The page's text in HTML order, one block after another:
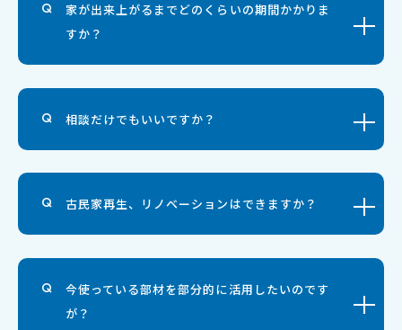
家が出来上がるまでどのくらいの期間かかりま
すか？
相談だけでもいいですか？
古民家再生、リノベーションはできますか？
今使っている部材を部分的に活用したいのです
が？